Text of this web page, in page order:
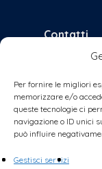
Per fornire le migliori
memorizzare e/o
queste tecnologie ci
navigazione o ID unici
può influire
Gestisci servizi
Contatti
per
se volete
coalizione
foto,